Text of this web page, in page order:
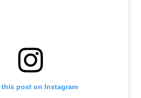
this post on Instagram